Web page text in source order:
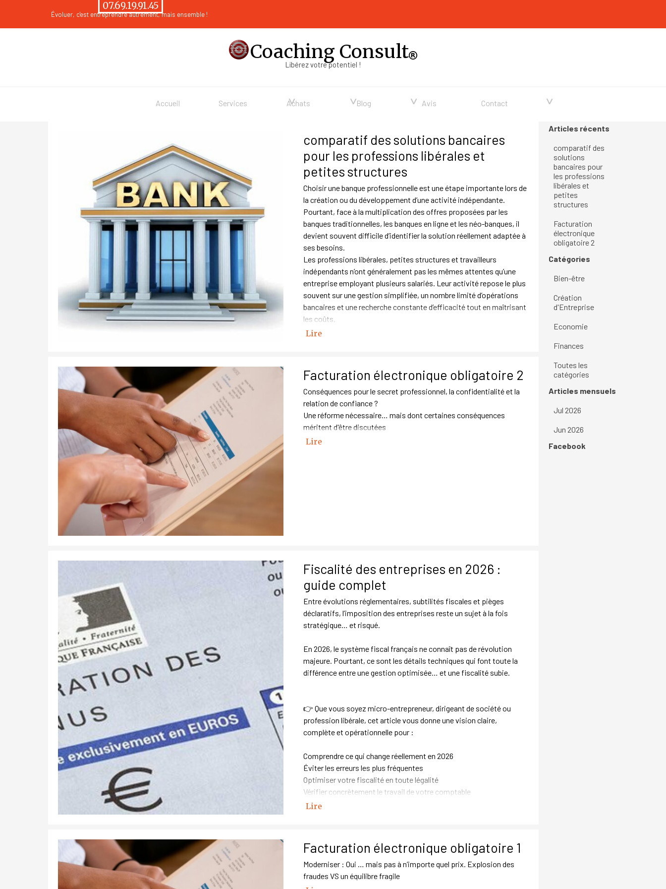
07.69.19.91.45
Évoluer, c'est entreprendre autrement, mais ensemble !
Coaching Consult
Libérez votre potentiel !
Accueil
Services ▼
Achats ▼
Blog ▼
Avis Contact
comparatif des solutions bancaires
pour les professions libérales et
petites structures
Choisir une banque professionnelle est une étape importante lors de
la création ou du développement d’une activité indépendante.
Pourtant, face à la multiplication des offres proposées par les
banques traditionnelles, les banques en ligne et les néo-banques, il
devient souvent difficile d’identifier la solution réellement adaptée à
ses besoins.
Les professions libérales, petites structures et travailleurs
indépendants n’ont généralement pas les mêmes attentes qu’une
entreprise employant plusieurs salariés. Leur activité repose le plus
souvent sur une gestion simplifiée, un nombre limité d’opérations
bancaires et une recherche constante d’efficacité tout en maîtrisant
les coûts.
Lire
Facturation électronique obligatoire 2
Conséquences pour le secret professionnel, la confidentialité et la
relation de confiance ?
Une réforme nécessaire… mais dont certaines conséquences
méritent d'être discutées
Lire
Fiscalité des entreprises en 2026 :
guide complet
Entre évolutions réglementaires, subtilités fiscales et pièges
déclaratifs, l’imposition des entreprises reste un sujet à la fois
stratégique… et risqué.
En 2026, le système fiscal français ne connaît pas de révolution
majeure. Pourtant, ce sont les détails techniques qui font toute la
différence entre une gestion optimisée… et une fiscalité subie.
👉 Que vous soyez micro-entrepreneur, dirigeant de société ou
profession libérale, cet article vous donne une vision claire,
complète et opérationnelle pour :
Comprendre ce qui change réellement en 2026
Éviter les erreurs les plus fréquentes
Optimiser votre fiscalité en toute légalité
Vérifier concrètement le travail de votre comptable
Lire
Facturation électronique obligatoire 1
Moderniser : Oui … mais pas à n’importe quel prix. Explosion des
fraudes VS un équilibre fragile
Sauter le bloc Articles récents
Articles récents
comparatif des
solutions
bancaires pour
les professions
libérales et
petites
structures
Facturation
électronique
obligatoire 2
Sauter le bloc Catégories
Catégories
Bien-être
Création
d'Entreprise
Economie
Finances
Toutes les
catégories
Sauter le bloc Articles mensuels
Articles mensuels
Jul 2026
Jun 2026
Sauter le bloc Facebook
Facebook